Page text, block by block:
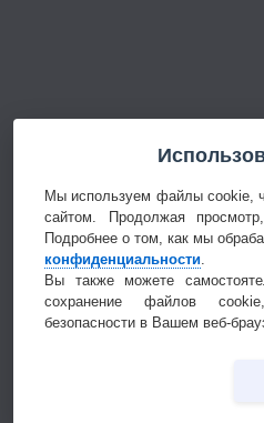
Мы используем файлы cookie,
сайтом. Продолжая
Подробнее о том, как мы
конфиденциальности.
Вы также можете
сохранение файлов
безопасности в Вашем веб-